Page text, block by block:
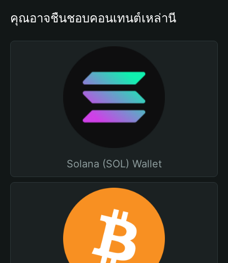
คุณอาจชื่นชอบคอนเทนต์เหล่านี้
Solana (SOL) Wallet